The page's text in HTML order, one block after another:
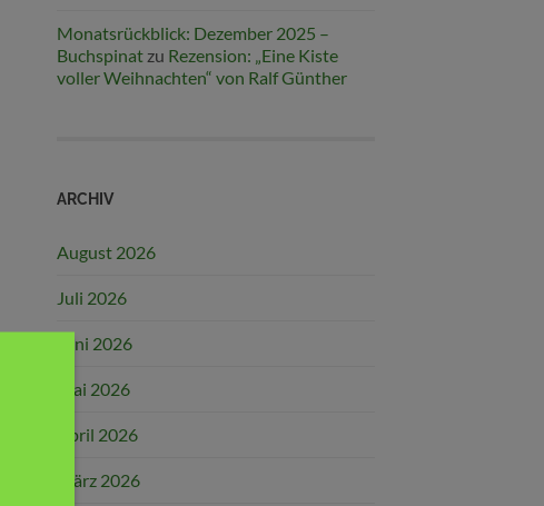
Monatsrückblick: Dezember 2025 –
Buchspinat zu Rezension: „Eine Kiste
voller Weihnachten“ von Ralf Günther
ARCHIV
August 2026
Juli 2026
Juni 2026
Mai 2026
April 2026
März 2026